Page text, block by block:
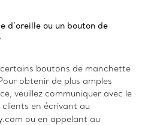
d’oreille ou un bouton de
boutons de manchette
obtenir de plus amples
veuillez communiquer avec le
clients en écrivant au
ou en appelant au